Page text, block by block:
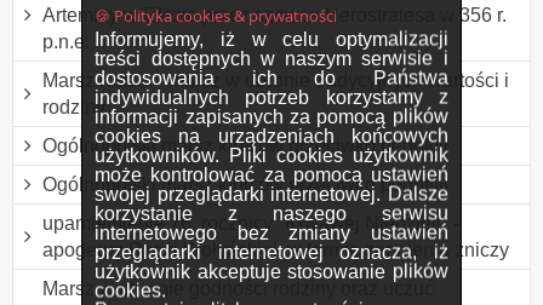
🍪 Polityka cookies & prywatności
Informujemy, iż w celu optymalizacji
treści dostępnych w naszym serwisie i
dostosowania ich do Państwa
indywidualnych potrzeb korzystamy z
informacji zapisanych za pomocą plików
cookies na urządzeniach końcowych
użytkowników. Pliki cookies użytkownik
może kontrolować za pomocą ustawień
swojej przeglądarki internetowej. Dalsze
korzystanie z naszego serwisu
internetowego bez zmiany ustawień
przeglądarki internetowej oznacza, iż
użytkownik akceptuje stosowanie plików
cookies.
Artemidy w Efezie przez szewca Herostratesa w 356 r.
p.n.e.
Marsz rodzin - marsz w obronie tradycyjnych wartości i
rodziny
Ogólnopolski marsz kibiców przeciwko pedofilii
Ogólnopolski marsz kibiców przeciwko pedofilii
upamiętnienie 76. rocznicy "Krwawej Niedzieli" -
apogeum Rzezi Wołyńskiej, w formie zapalenia zniczy
Marsz w obronie godności rodziny oraz uczuć